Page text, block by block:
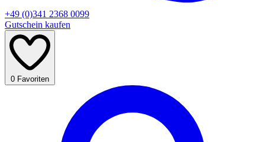
+49 (0)341 2368 0099
Gutschein kaufen
0 Favoriten